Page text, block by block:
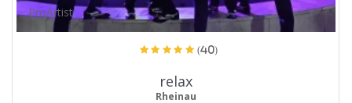
ProArtist
(40)
relax
Rheinau